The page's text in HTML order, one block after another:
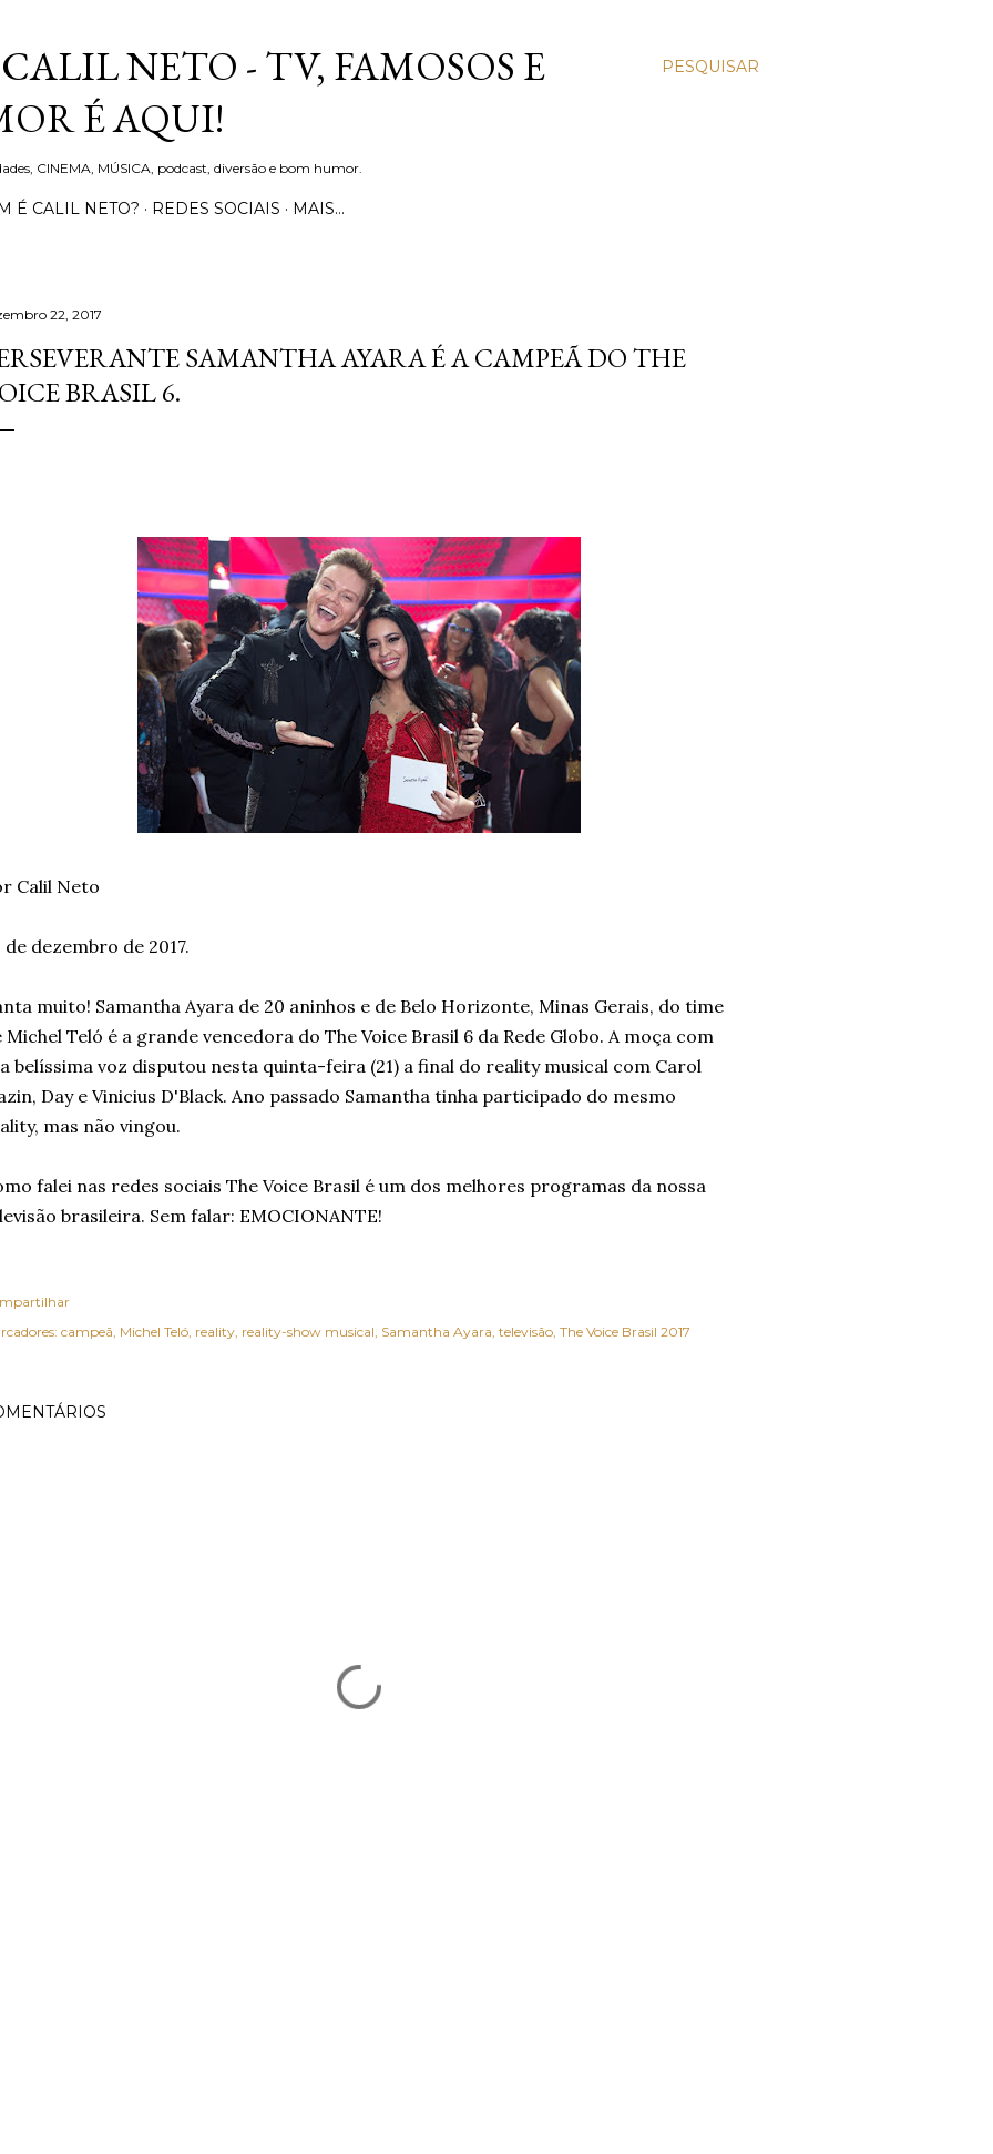
PESQUISAR
NETO - TV, FAMOSOS E
É AQUI!
CINEMA, MÚSICA, podcast, diversão e bom humor.
É CALIL NETO? REDES SOCIAIS MAIS…
22, 2017
SAMANTHA AYARA É A CAMPEÃ DO THE
BRASIL 6.
Calil Neto
de dezembro de 2017.
muito! Samantha Ayara de 20 aninhos e de Belo Horizonte, Minas Gerais, do time
Michel Teló é a grande vencedora do The Voice Brasil 6 da Rede Globo. A moça com
belíssima voz disputou nesta quinta-feira (21) a final do reality musical com Carol
Day e Vinicius D'Black. Ano passado Samantha tinha participado do mesmo
mas não vingou.
falei nas redes sociais The Voice Brasil é um dos melhores programas da nossa
brasileira. Sem falar: EMOCIONANTE!
campeã Michel Teló reality reality-show musical Samantha Ayara televisão The Voice Brasil 2017